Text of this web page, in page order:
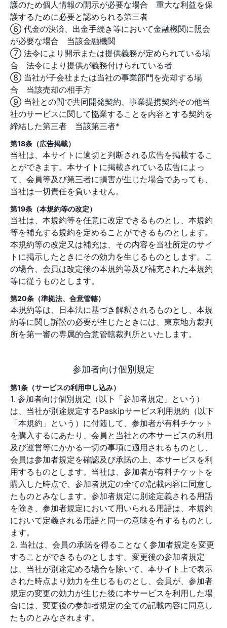
護のため個人情報の開示が必要な場合 重大な利益を保
護するために必要と認められる第三者
⑥ 代金の決済、出金手続き等において金融機関に照会
が必要な場合 当該金融機関
⑦ 法令により開示または提供義務が定められている場
合 法令により提供が義務付けられている者
⑧ 当社が子会社または当社の事業部門を売却する場
合 当該売却の相手方
⑨ 当社との間で共同開発契約、事業提携契約その他当
社のサービスに関して協業することを内容とする契約を
締結した第三者 当該第三者*
第18条（広告掲載）
当社は、本サイトに適切と判断される広告を掲載するこ
とができます。本サイトに掲載されている広告によっ
て、会員等及び第三者に損害が生じた場合であっても、
当社は一切責任を負いません。
第19条（本規約等の改定）
当社は、本規約等を任意に改定できるものとし、本規約
等を補充する規約を定めることができるものとします。
本規約等の改定又は補充は、その内容を当社所定のサイ
トに掲示したときにその効力を生じるものとします。こ
の場合、会員は改定後の本規約等及び補充された本規約
等に従うものとします。
第20条（準拠法、合意管轄）
本規約等は、日本法に基づき解釈されるものとし、本規
約等に関し訴訟の必要が生じたときには、東京地方裁判
所を第一審の専属的合意管轄裁判所といたします。
参加者向け個別規定
第1条（サービスの利用申し込み）
1. 参加者向け個別規定（以下「参加者規定」という）
は、当社が別途規定するPaskipサービス利用規約（以下
「本規約」という）に付随して、参加者が有料チケット
を購入するにあたり、会員と当社との本サービスの利用
及び運営等にかかる一切の事項に適用されるものとし、
会員は参加者規定を確認及び承諾の上、本サービスを利
用するものとします。当社は、参加者が有料チケットを
購入した時点で、参加者規定の全ての記載内容に同意し
たものとみなします。参加者規定に別途定義される用語
を除き、参加者規定において用いられる用語は、本規約
において定義される用語と同一の意味を有するものとし
ます。
2. 当社は、会員の承諾を得ることなく参加者規定を変更
することができるものとします。変更後の参加者規定
は、当社が別途定める場合を除いて、本サイト上で表示
された時点より効力を生じるものとし、会員が、参加者
規定の変更の効力が生じた後に本サービスを利用した場
合には、変更後の参加者規定の全ての記載内容に同意し
たものとみなされます。